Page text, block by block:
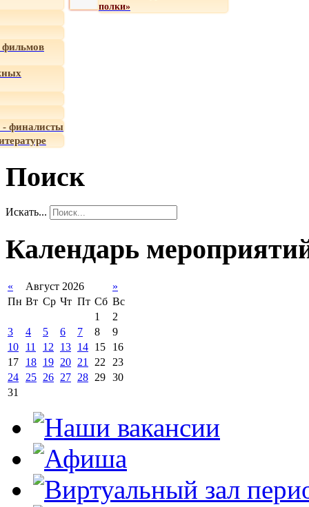
полки»
- финалисты
Поиск
Искать...
Календарь
« Август 2026
»
Пн Вт Ср Чт Пт Сб Вс
1
2
3
4 5 6 7 8
9
10
11 12 13 14 15
16
17
18 19 20 21 22
23
24
25 26 27 28 29 30
31